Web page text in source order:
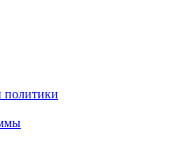
политики